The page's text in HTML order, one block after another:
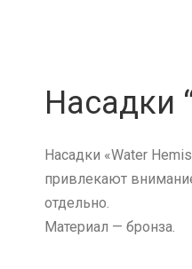
Насадки
Насадки «Water
привлекают
отдельно.
Материал — бронза.